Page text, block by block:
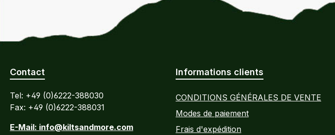
Contact
Tel: +49 (0)6222-388030
Fax: +49 (0)6222-388031
E-Mail: info@kiltsandmore.com
Informations clients
CONDITIONS GÉNÉRALES DE VENTE
Modes de paiement
Frais d'expédition